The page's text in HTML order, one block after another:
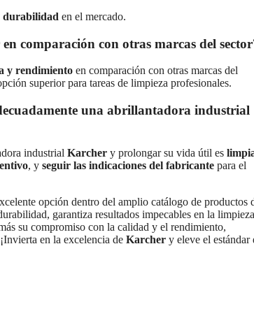
durabilidad en el mercado.
comparación con otras marcas del
y rendimiento en comparación con otras marcas del
superior para tareas de limpieza profesionales.
una abrillantadora industrial
industrial Karcher y prolongar su vida útil es
, y seguir las indicaciones del fabricante para el
opción dentro del amplio catálogo de productos
garantiza resultados impecables en la
su compromiso con la calidad y el rendimiento,
en la excelencia de Karcher y eleve el estándar